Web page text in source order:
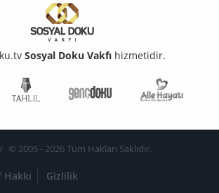
Sosyal Doku Vakfı hizmetidir.
Meclisi
Genç Doku
© 2005 - 2026 Tüm Hakları Saklıdır.
Hakkı Gizlilik